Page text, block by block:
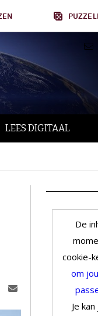
LEES DIGITAAL
De
cookie-
om
Je